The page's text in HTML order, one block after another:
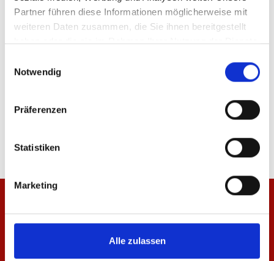
Partner führen diese Informationen möglicherweise mit
weiteren Daten zusammen, die Sie ihnen bereitgestellt
haben oder die sie im Rahmen Ihrer Nutzung der Dienste
Notwendig
Präferenzen
Statistiken
Marketing
Alle zulassen
ÄHNLICHE PRODUKTE
Hose Wardrobe Pro